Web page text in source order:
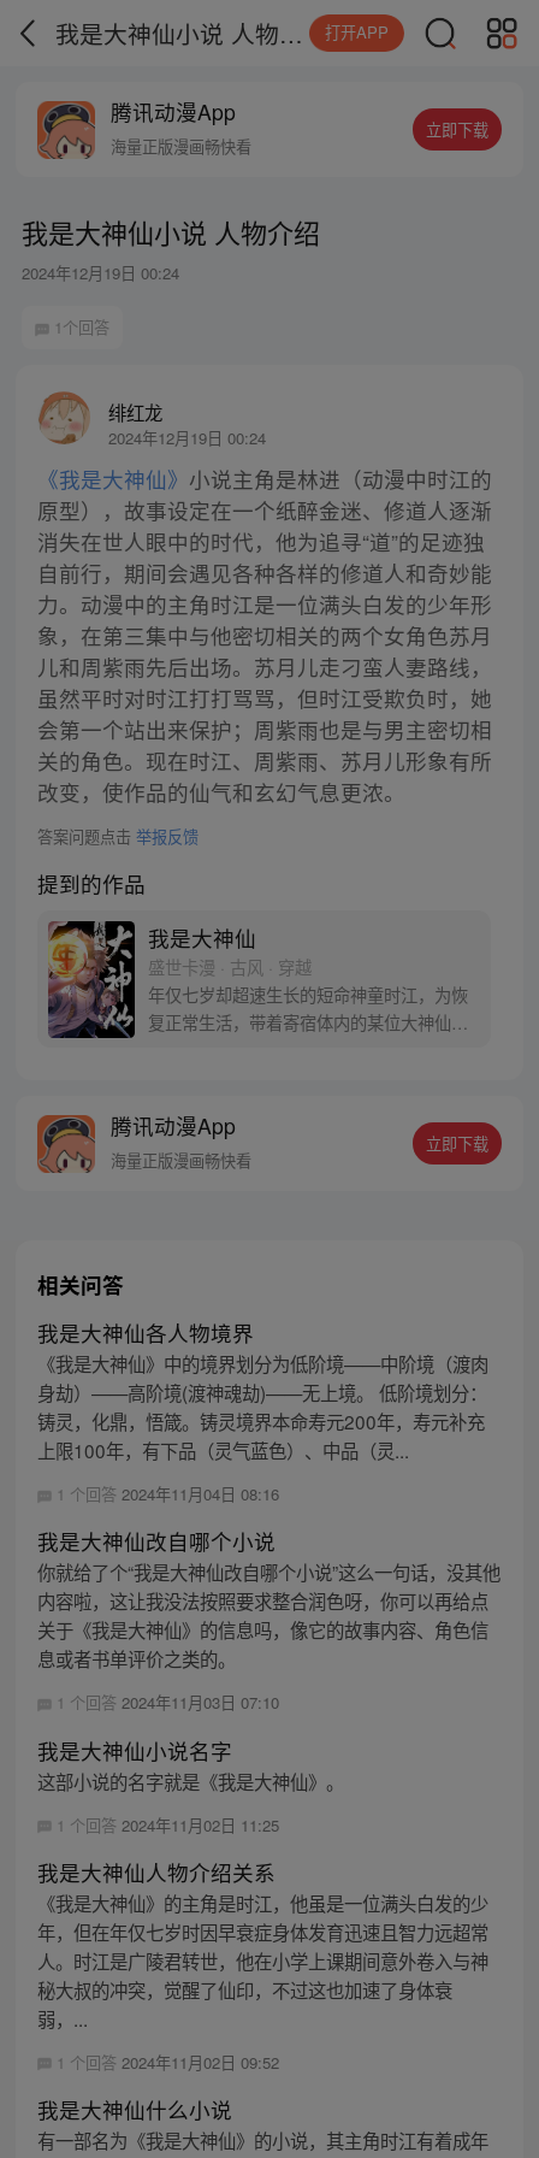
我是大神仙小说 人物介绍 打开APP
腾讯动漫App
海量正版漫画畅快看
立即下载
我是大神仙小说 人物介绍
2024年12月19日 00:24
1个回答
绯红龙
2024年12月19日 00:24
《我是大神仙》 小说主角是林进（动漫中时江的
原型），故事设定在一个纸醉金迷、修道人逐渐
消失在世人眼中的时代，他为追寻“道”的足迹独
自前行，期间会遇见各种各样的修道人和奇妙能
力。动漫中的主角时江是一位满头白发的少年形
象，在第三集中与他密切相关的两个女角色苏月
儿和周紫雨先后出场。苏月儿走刁蛮人妻路线，
虽然平时对时江打打骂骂，但时江受欺负时，她
会第一个站出来保护；周紫雨也是与男主密切相
关的角色。现在时江、周紫雨、苏月儿形象有所
改变，使作品的仙气和玄幻气息更浓。
答案问题点击 举报反馈
提到的作品
我是大神仙
盛世卡漫 · 古风 · 穿越
年仅七岁却超速生长的短命神童时江，为恢
复正常生活，带着寄宿体内的某位大神仙闯
腾讯动漫App
海量正版漫画畅快看
立即下载
相关问答
我是大神仙各人物境界
《我是大神仙》中的境界划分为低阶境——中阶境（渡肉
身劫）——高阶境(渡神魂劫)——无上境。 低阶境划分：
铸灵，化鼎，悟箴。铸灵境界本命寿元200年，寿元补充
上限100年，有下品（灵气蓝色）、中品（灵...
1 个回答 2024年11月04日 08:16
我是大神仙改自哪个小说
你就给了个“我是大神仙改自哪个小说”这么一句话，没其他
内容啦，这让我没法按照要求整合润色呀，你可以再给点
关于《我是大神仙》的信息吗，像它的故事内容、角色信
息或者书单评价之类的。
1 个回答 2024年11月03日 07:10
我是大神仙小说名字
这部小说的名字就是《我是大神仙》。
1 个回答 2024年11月02日 11:25
我是大神仙人物介绍关系
《我是大神仙》的主角是时江，他虽是一位满头白发的少
年，但在年仅七岁时因早衰症身体发育迅速且智力远超常
人。时江是广陵君转世，他在小学上课期间意外卷入与神
秘大叔的冲突，觉醒了仙印，不过这也加速了身体衰
弱，...
1 个回答 2024年11月02日 09:52
我是大神仙什么小说
有一部名为《我是大神仙》的小说，其主角时江有着成年